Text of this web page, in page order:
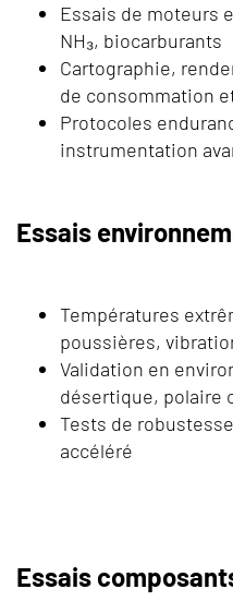
Essais de moteurs
NH₃, biocarburants
Cartographie,
de consommation
Protocoles
instrumentation
Essais
Températures
poussières,
Validation en
désertique, polaire
Tests de
accéléré
Essais